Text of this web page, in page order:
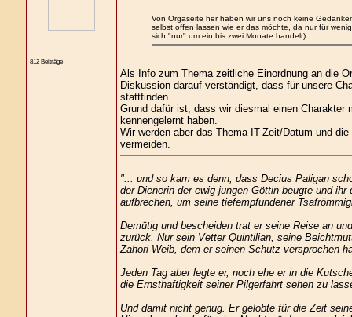
812 Beiträge
Von Orgaseite her haben wir uns noch keine
selbst offen lassen wie er das möchte, da nur für
sich "nur" um ein bis zwei Monate handelt).
Als Info zum Thema zeitliche Einordnung an die
Diskussion darauf verständigt, dass für unsere
stattfinden.
Grund dafür ist, dass wir diesmal einen Charakter
kennengelernt haben.
Wir werden aber das Thema IT-Zeit/Datum und
vermeiden.
"... und so kam es denn, dass Decius Paligan
der Dienerin der ewig jungen Göttin beugte und
aufbrechen, um seine tiefempfundener
Demütig und bescheiden trat er seine Reise an
zurück. Nur sein Vetter Quintilian, seine
Zahori-Weib, dem er seinen Schutz versprochen
Jeden Tag aber legte er, noch ehe er in die
die Ernsthaftigkeit seiner Pilgerfahrt sehen zu
Und damit nicht genug. Er gelobte für die Zeit